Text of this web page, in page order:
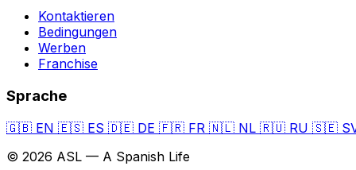
Kontaktieren
Bedingungen
Werben
Franchise
Sprache
🇬🇧 EN 🇪🇸 ES 🇩🇪 DE 🇫🇷 FR 🇳🇱 NL 🇷🇺 RU 🇸🇪
© 2026 ASL — A Spanish Life